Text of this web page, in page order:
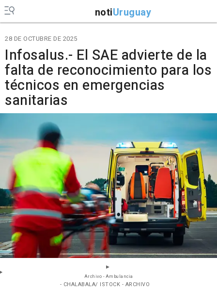
notiUruguay
28 DE OCTUBRE DE 2025
Infosalus.- El SAE advierte de la
falta de reconocimiento para los
técnicos en emergencias
sanitarias
Archivo - Ambulancia
- CHALABALA/ ISTOCK - ARCHIVO